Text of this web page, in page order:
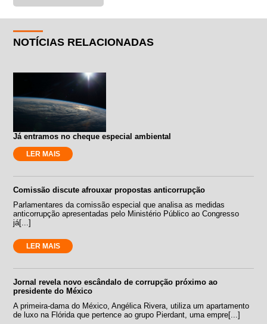
NOTÍCIAS RELACIONADAS
Já entramos no cheque especial ambiental
LER MAIS
Comissão discute afrouxar propostas anticorrupção
Parlamentares da comissão especial que analisa as medidas
anticorrupção apresentadas pelo Ministério Público ao Congresso
já[...]
LER MAIS
Jornal revela novo escândalo de corrupção próximo ao
presidente do México
A primeira-dama do México, Angélica Rivera, utiliza um apartamento
de luxo na Flórida que pertence ao grupo Pierdant, uma empre[...]